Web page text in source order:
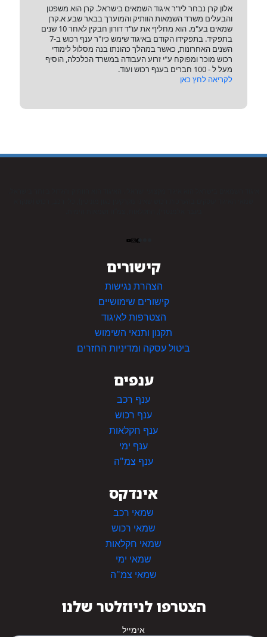
אלון קרן נבחר ליו"ר איגוד השמאים בישראל. קרן הוא משפטן
והבעלים משרד השמאות הוותיק והמוערך בבאר שבע א.קרן
שמאים בע"מ. הוא מחליף את עו"ד דורון חבקין לאחר 10 שנים
בתפקיד. בתפקידו הקודם באיגוד שימש כיו"ר ענף רכוש ב-7
השנים האחרונות, כאשר במהלך כהונתו בנה מסלול לימודי
רכוש מוכר ומפוקח ע"י זרוע העבודה במשרד הכלכלה, הוסיף
מעל ל - 100 חברים בענף רכוש ועוד.
לקריאה לחץ כאן
קישורים
הצהרת נגישות
קישורים שימושיים
הצטרפות לאיגוד
תקנון ותנאי השימוש
ביטול עסקה ומדיניות החזרים
ענפים
ענף רכב
ענף רכוש
ענף חקלאות
ענף ימי
ענף צמ"ה
אינדקס
שמאי רכב
שמאי רכוש
שמאי חקלאות
שמאי ימי
שמאי צמ"ה
הצטרפו לניוזלטר שלנו
אימייל